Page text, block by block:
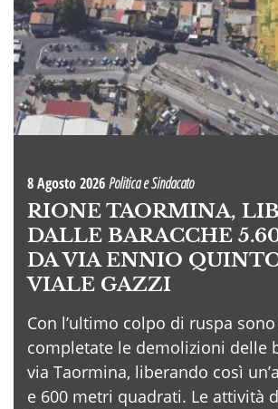
8 Agosto 2026Politica e Sindacato
RIONE TAORMINA,
DALLE BARACCHE
DA VIA ENNIO
VIALE GAZZI
Con l’ultimo colpo di ruspa
completate le demolizioni delle
via Taormina, liberando così
e 600 metri quadrati. Le attività